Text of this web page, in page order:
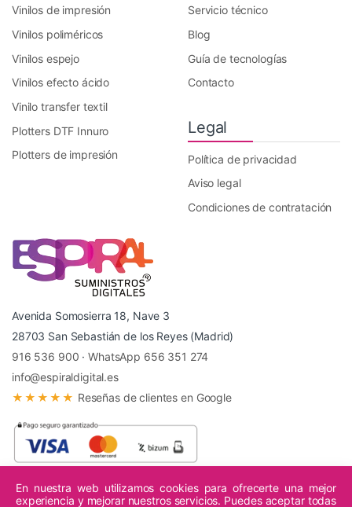
Vinilos de impresión
Vinilos poliméricos
Vinilos espejo
Vinilos efecto ácido
Vinilo transfer textil
Plotters DTF Innuro
Plotters de impresión
Servicio técnico
Blog
Guía de tecnologías
Contacto
Legal
Política de privacidad
Aviso legal
Condiciones de contratación
Avenida Somosierra 18, Nave 3
28703 San Sebastián de los Reyes (Madrid)
916 536 900 ·WhatsApp 656 351 274
info@espiraldigital.es
★★★★★ Reseñas de clientes en Google
En nuestra web utilizamos cookies para ofrecerte una mejor
experiencia y mejorar nuestros servicios. Puedes aceptar todas